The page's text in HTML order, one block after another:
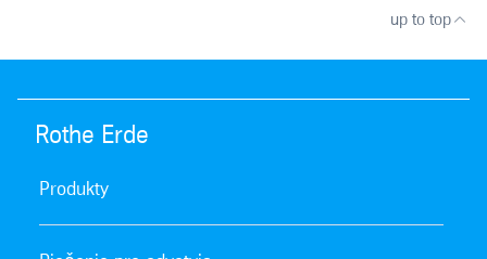
up to top
Rothe Erde
Produkty